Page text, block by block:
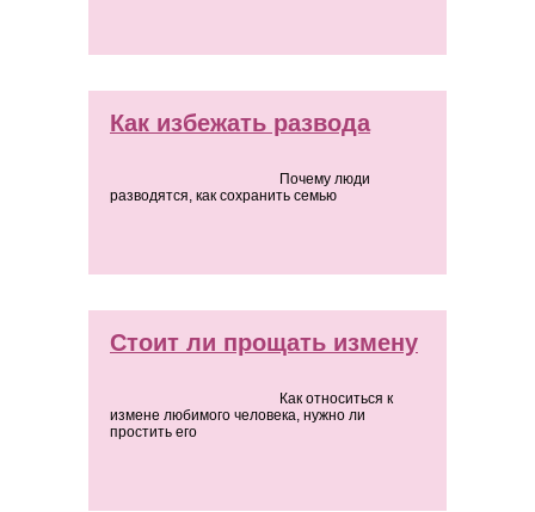
Как избежать развода
Почему люди
разводятся, как сохранить семью
Стоит ли прощать измену
Как относиться к
измене любимого человека, нужно ли
простить его